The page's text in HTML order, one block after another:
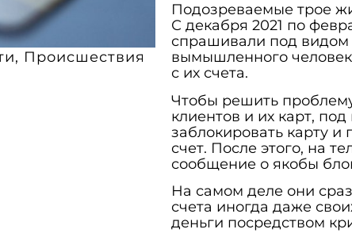
, Происшествия
Подозреваемые трое
С декабря 2021 по
спрашивали под видом
вымышленного
с их счета.
Чтобы решить
клиентов и их карт,
заблокировать карту и
счет. После этого, на
сообщение о якобы
На самом деле они
счета иногда даже
деньги посредством